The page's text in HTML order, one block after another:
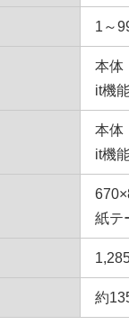
1～
本体
it機
本体
it機
紙テ
約